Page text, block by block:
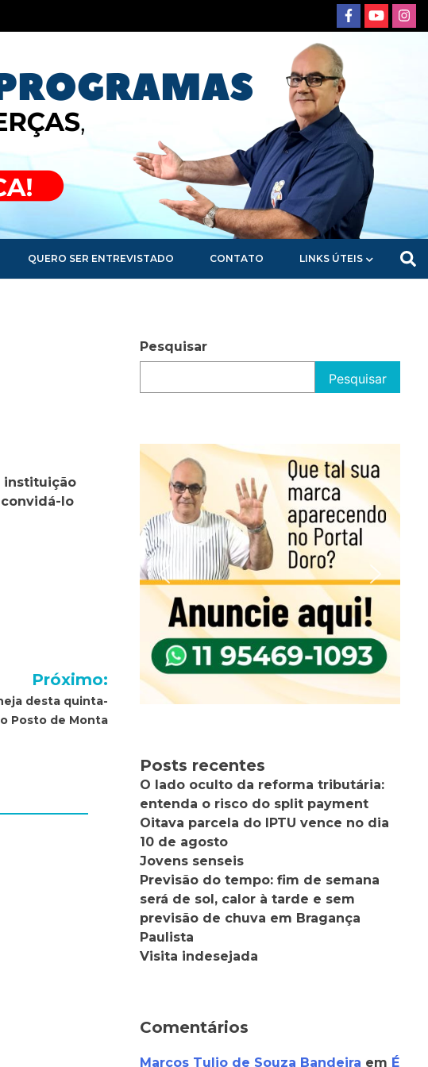
QUERO SER ENTREVISTADO CONTATO LINKS ÚTEIS
instituição
lo
Próximo:
desta quinta-
Posto de Monta
Pesquisar
Pesquisar
Posts recentes
O lado oculto da reforma tributária:
entenda o risco do split payment
Oitava parcela do IPTU vence no dia
10 de agosto
Jovens senseis
Previsão do tempo: fim de semana
será de sol, calor à tarde e sem
previsão de chuva em Bragança
Paulista
Visita indesejada
Comentários
Marcos Tulio de Souza Bandeira em É